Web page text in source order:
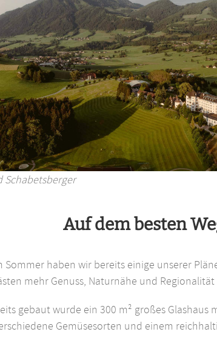
Schabetsberger
Auf dem besten
Sommer haben wir bereits einige unserer
mehr Genuss, Naturnähe und
gebaut wurde ein 300 m² großes Glashaus
Gemüsesorten und einem